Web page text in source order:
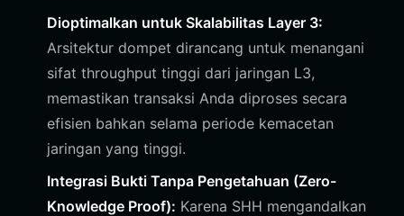
Dioptimalkan untuk Skalabilitas Layer 3:
Arsitektur dompet dirancang untuk menangani
sifat throughput tinggi dari jaringan L3,
memastikan transaksi Anda diproses secara
efisien bahkan selama periode kemacetan
jaringan yang tinggi.
Integrasi Bukti Tanpa Pengetahuan (Zero-
Knowledge Proof): Karena SHH mengandalkan